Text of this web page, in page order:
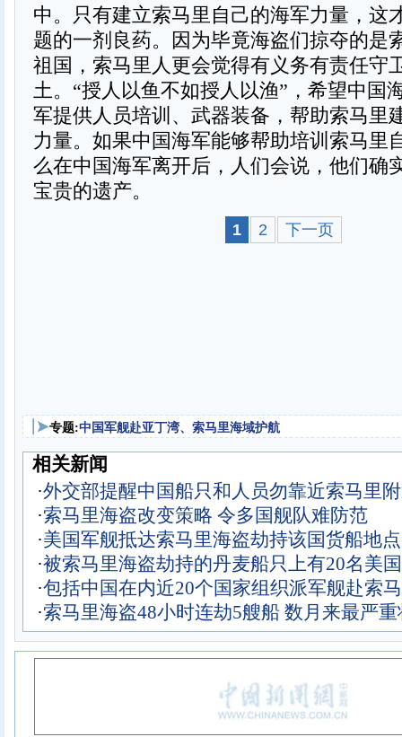
中。只有建立索马里自己的海军力量，这
题的一剂良药。因为毕竟海盗们掠夺的是
祖国，索马里人更会觉得有义务有责任守
土。“授人以鱼不如授人以渔”，希望中国
军提供人员培训、武器装备，帮助索马里
力量。如果中国海军能够帮助培训索马里
么在中国海军离开后，人们会说，他们确
宝贵的遗产。
1 2 下一页
专题:中国军舰赴亚丁湾、索马里海域护航
相关新闻
·外交部提醒中国船只和人员勿靠近索马里
·索马里海盗改变策略 令多国舰队难防范
·美国军舰抵达索马里海盗劫持该国货船地点
·被索马里海盗劫持的丹麦船只上有20名美
·包括中国在内近20个国家组织派军舰赴索
·索马里海盗48小时连劫5艘船 数月来最严